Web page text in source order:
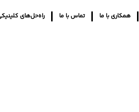
همکاری با ما تماس با ما راه‌حل‌های